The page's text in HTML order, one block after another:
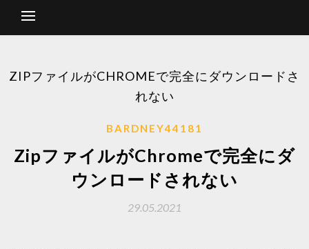
ZIPファイルがCHROMEで完全にダウンロードさ
れない
BARDNEY44181
ZipファイルがChromeで完全にダ
ウンロードされない
29.05.2021